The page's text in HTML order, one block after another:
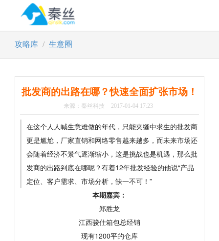
攻略库 生意圈
批发商的出路在哪？快速全面扩张市场！
来源：秦丝科技 2017-01-04 17:23
在这个人人喊生意难做的年代，只能夹缝中求生的批发商
更是尴尬，厂家直销和网络零售越来越多，而未来市场还
会随着经济不景气逐渐缩小，这是挑战也是机遇，那么批
发商的出路到底在哪呢？有着12年批发经验的他说“产品
定位、客户需求、市场分析，缺一不可！”
本期嘉宾：
郑胜龙
江西骏仕箱包总经销
现有1200平的仓库